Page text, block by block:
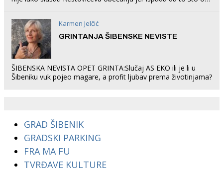
Karmen Jelčić
GRINTANJA ŠIBENSKE NEVISTE
ŠIBENSKA NEVISTA OPET GRINTA:Slučaj AS EKO ili je li u
Šibeniku vuk pojeo magare, a profit ljubav prema životinjama?
GRAD ŠIBENIK
GRADSKI PARKING
FRA MA FU
TVRĐAVE KULTURE